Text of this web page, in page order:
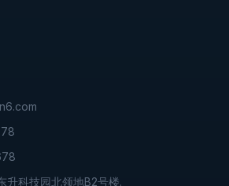
升科技园北领地B2号楼.